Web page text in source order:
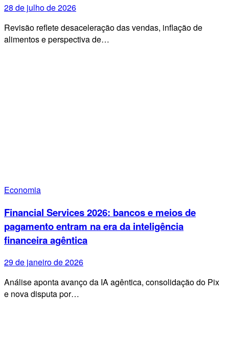
28 de julho de 2026
Revisão reflete desaceleração das vendas, inflação de
alimentos e perspectiva de…
Economia
Financial Services 2026: bancos e meios de
pagamento entram na era da inteligência
financeira agêntica
29 de janeiro de 2026
Análise aponta avanço da IA agêntica, consolidação do Pix
e nova disputa por…